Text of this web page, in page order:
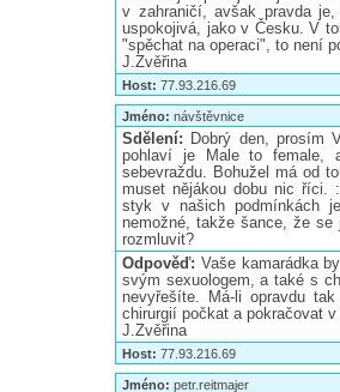
v zahraničí, avšak pravda
uspokojivá, jako v Česku. V
"spěchat na operaci", to není
J.Zvěřina
Host: 77.93.216.69
Jméno: návštěvnice
Sdělení:
Dobrý den, prosím
pohlaví je Male to female,
sebevraždu. Bohužel má od
muset nějákou dobu nic říci.
styk v našich podmínkách
nemožné, takže šance, že
rozmluvit?
Odpověď: Vaše kamarádka
svým sexuologem, a také s
nevyřešíte. Má-li opravdu
chirurgií počkat a pokračovat
J.Zvěřina
Host: 77.93.216.69
Jméno: petr.reitmajer